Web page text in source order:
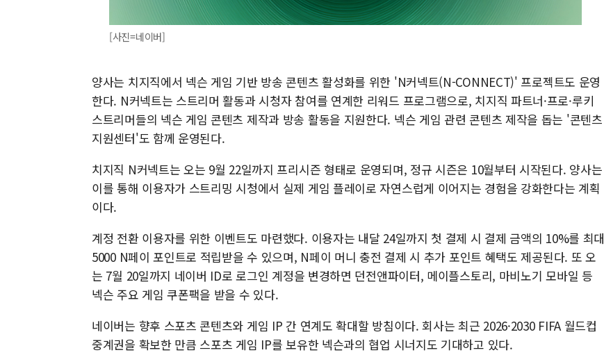
[사진=네이버]
양사는 치지직에서 넥슨 게임 기반 방송 콘텐츠 활성화를 위한 'N커넥트(N-CONNECT)' 프로젝트도 운영
한다. N커넥트는 스트리머 활동과 시청자 참여를 연계한 리워드 프로그램으로, 치지직 파트너·프로·루키
스트리머들의 넥슨 게임 콘텐츠 제작과 방송 활동을 지원한다. 넥슨 게임 관련 콘텐츠 제작을 돕는 '콘텐츠
지원센터'도 함께 운영된다.
치지직 N커넥트는 오는 9월 22일까지 프리시즌 형태로 운영되며, 정규 시즌은 10월부터 시작된다. 양사는
이를 통해 이용자가 스트리밍 시청에서 실제 게임 플레이로 자연스럽게 이어지는 경험을 강화한다는 계획
이다.
계정 전환 이용자를 위한 이벤트도 마련했다. 이용자는 내달 24일까지 첫 결제 시 결제 금액의 10%를 최대
5000 N페이 포인트로 적립받을 수 있으며, N페이 머니 충전 결제 시 추가 포인트 혜택도 제공된다. 또 오
는 7월 20일까지 네이버 ID로 로그인 계정을 변경하면 던전앤파이터, 메이플스토리, 마비노기 모바일 등
넥슨 주요 게임 쿠폰팩을 받을 수 있다.
네이버는 향후 스포츠 콘텐츠와 게임 IP 간 연계도 확대할 방침이다. 회사는 최근 2026·2030 FIFA 월드컵
중계권을 확보한 만큼 스포츠 게임 IP를 보유한 넥슨과의 협업 시너지도 기대하고 있다.